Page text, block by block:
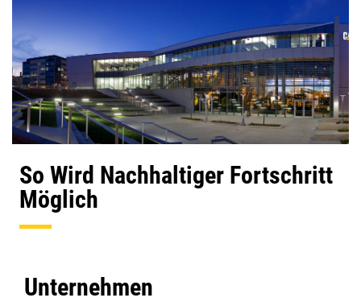
So Wird Nachhaltiger Fortschritt
Möglich
Unternehmen